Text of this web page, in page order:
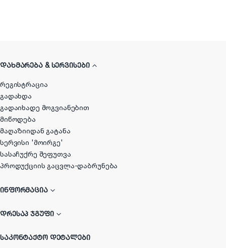
ᲓᲐᲮᲛᲐᲠᲔᲑᲐ & ᲡᲔᲠᲕᲘᲡᲔᲑᲘ
რეგისტრაცია
გადახდა
გადაიხადე მოგვიანებით
მიწოდება
მაღაზიიდან გატანა
სერვისი 'მოირგე'
სასაჩუქრე შეფუთვა
პროდუქციის გაცვლა-დაბრუნება
ᲘᲜᲤᲝᲠᲛᲐᲪᲘᲐ
ᲓᲠᲔᲡᲐᲞ ᲯᲒᲣᲤᲘ
ᲡᲐᲙᲝᲜᲢᲐᲥᲢᲝ ᲓᲔᲢᲐᲚᲔᲑᲘ